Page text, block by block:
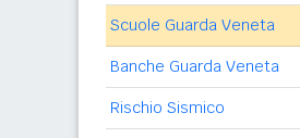
Scuole Guarda Veneta
Banche Guarda Veneta
Rischio Sismico